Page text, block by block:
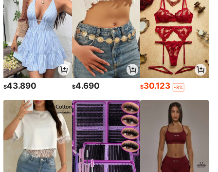
$43.890 $4.690 $30.123 -8%